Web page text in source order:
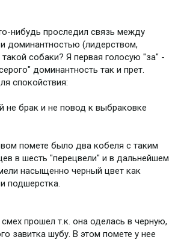
нибудь проследил связь между
доминантностью (лидерством,
собаки? Я первая голосую "за" -
доминантность так и прет.
спокойствия:
не брак и не повод к выбраковке
помете было два кобеля с таким
в шесть "перецвели" и в дальнейшем
насыщенно черный цвет как
подшерстка.
прошел т.к. она оделась в черную,
завитка шубу. В этом помете у нее